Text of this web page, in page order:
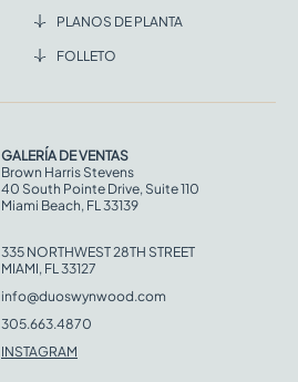
GALERÍA DE VENTAS
Brown Harris Stevens
40 South Pointe Drive, Suite 110
Miami Beach, FL 33139
335 NORTHWEST 28TH STREET
MIAMI, FL 33127
info@duoswynwood.com
305.663.4870
INSTAGRAM
PLANOS DE PLANTA
FOLLETO